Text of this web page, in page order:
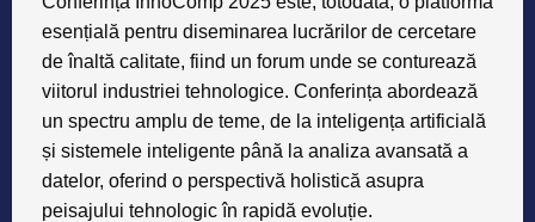
esențială pentru diseminarea lucrărilor de cercetare
de înaltă calitate, fiind un forum unde se conturează
viitorul industriei tehnologice. Conferința abordează
un spectru amplu de teme, de la inteligența artificială
și sistemele inteligente până la analiza avansată a
datelor, oferind o perspectivă holistică asupra
peisajului tehnologic în rapidă evoluție.